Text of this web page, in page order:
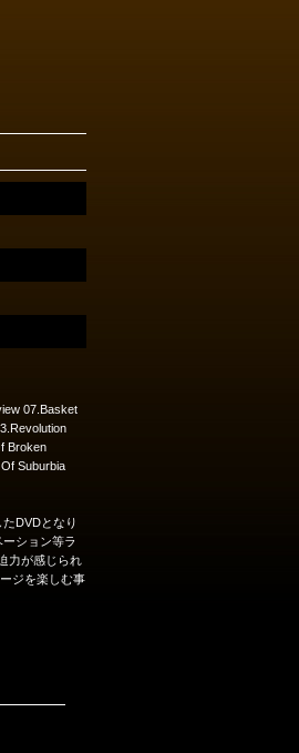
07.Basket
Broken
Suburbia
DVDとなり
ション等ラ
力が感じられ
ジを楽しむ事